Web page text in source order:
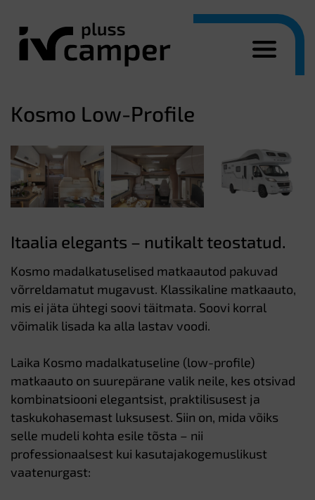
Kosmo Low-Profile
Itaalia elegants – nutikalt teostatud.
Kosmo madalkatuselised matkaautod pakuvad
võrreldamatut mugavust. Klassikaline matkaauto,
mis ei jäta ühtegi soovi täitmata. Soovi korral
võimalik lisada ka alla lastav voodi.
Laika Kosmo madalkatuseline (low-profile)
matkaauto on suurepärane valik neile, kes otsivad
kombinatsiooni elegantsist, praktilisusest ja
taskukohasemast luksusest. Siin on, mida võiks
selle mudeli kohta esile tõsta – nii
professionaalsest kui kasutajakogemuslikust
vaatenurgast: